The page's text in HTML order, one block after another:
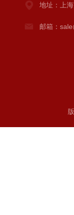
地址：上
邮箱：